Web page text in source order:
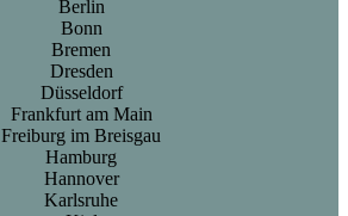
Berlin
Bonn
Bremen
Dresden
Düsseldorf
Frankfurt am Main
Freiburg im Breisgau
Hamburg
Hannover
Karlsruhe